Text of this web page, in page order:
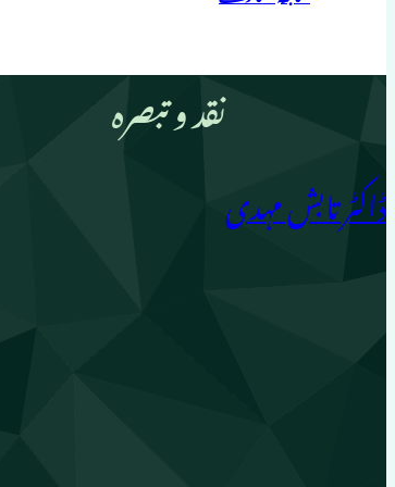
نقد و تبصرہ
ڈاکٹر تابش مہدی